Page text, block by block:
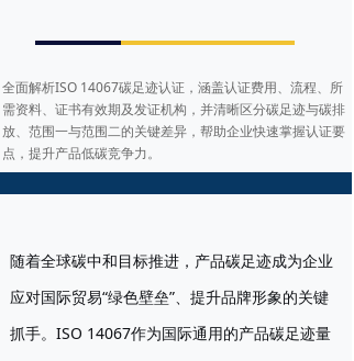
全面解析ISO 14067碳足迹认证，涵盖认证费用、流程、所
需资料、证书有效期及发证机构，并清晰区分碳足迹与碳排
放、范围一与范围二的关键差异，帮助企业快速掌握认证要
点，提升产品低碳竞争力。
随着全球碳中和目标推进，产品碳足迹成为企业
应对国际贸易“绿色壁垒”、提升品牌形象的关键
抓手。ISO 14067作为国际通用的产品碳足迹量